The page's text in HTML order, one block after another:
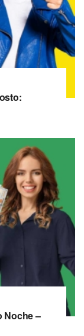
Noche –